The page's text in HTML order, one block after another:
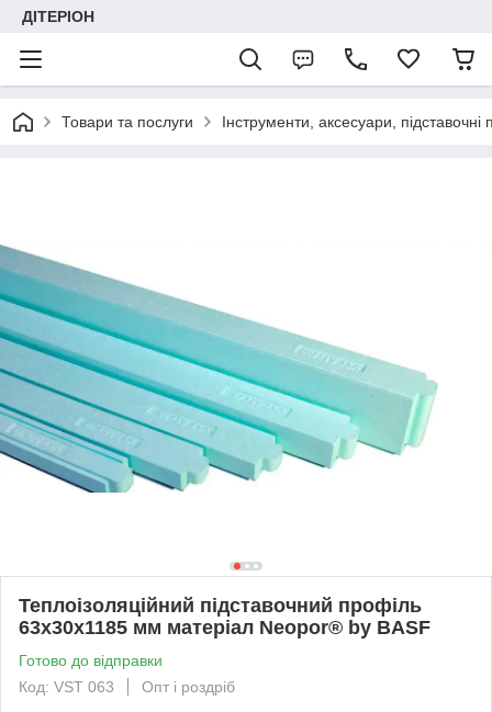
ДІТЕРІОН
Товари та послуги Інструменти, аксесуари, підставочні
Теплоізоляційний підставочний профіль
63x30x1185 мм матеріал Neopor® by BASF
Готово до відправки
Код: VST 063
Опт і роздріб